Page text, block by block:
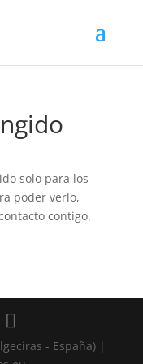
solo para los
poder verlo,
contigo.
- España) |